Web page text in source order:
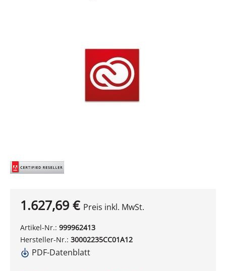
1.627,69 € Preis inkl. MwSt.
Artikel-Nr.: 999962413
Hersteller-Nr.: 30002235CC01A12
PDF-Datenblatt